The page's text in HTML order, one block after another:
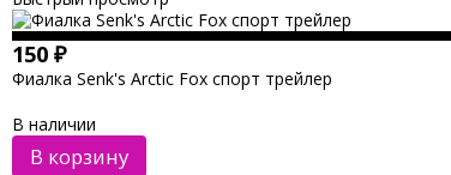
150 ₽
Фиалка Senk's Arctic Fox спорт трейлер
В наличии
В корзину